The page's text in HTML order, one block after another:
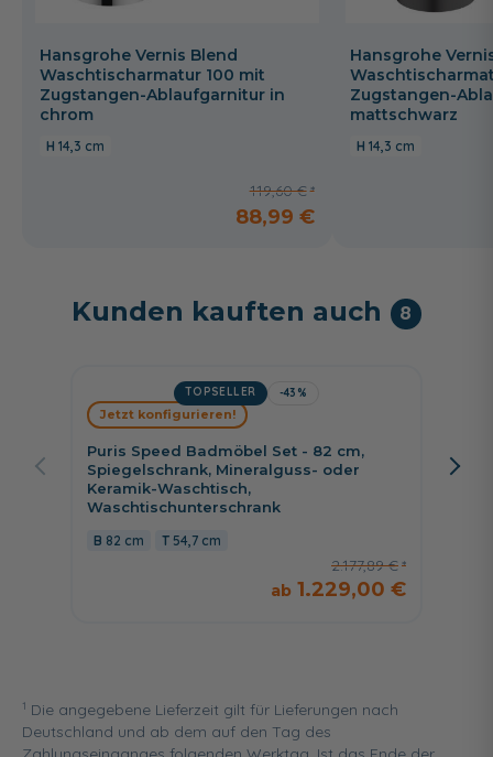
Hansgrohe Vernis Blend
Waschtischarmatur 100 mit
Zugstangen-Ablaufgarnitur in
chrom
14,3 cm
119,60 €
88,99 €
Hansgrohe
Zugstangen-
mattschwarz
14,3 cm
Kunden kauften auch 8
TOPSELLER -43%
Puris Speed Badmöbel Set - 82 cm,
Spiegelschrank, Mineralguss- oder
Keramik-Waschtisch,
Waschtischunterschrank
82 cm 54,7 cm
2.177,89 €
1.229,00 €
Jetzt konfigurieren!
1 Die angegebene Lieferzeit gilt für Lieferungen nach
Deutschland und ab dem auf den Tag des